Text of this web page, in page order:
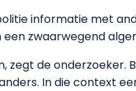
informatie met
zwaarwegend
zegt de onderzoeker.
In die context